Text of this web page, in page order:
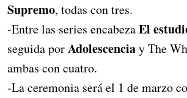
Supremo, todas con tres.
-Entre las series encabezaEl
seguida porAdolescenciay The
ambas con cuatro.
-La ceremonia será el 1 de marzo